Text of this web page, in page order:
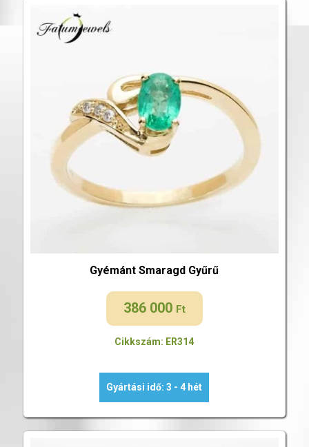
Gyémánt Smaragd Gyűrű
386 000 Ft
Cikkszám: ER314
Gyártási idő: 3 - 4 hét